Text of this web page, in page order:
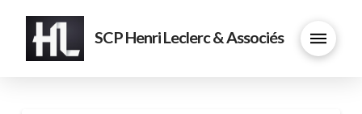
SCP Henri Leclerc & Associés